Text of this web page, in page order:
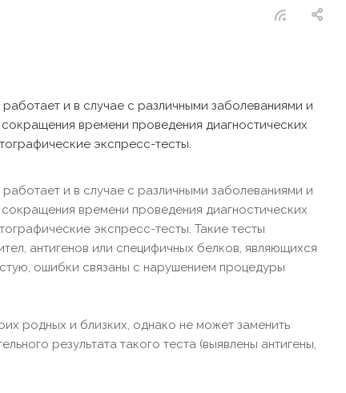
и в случае с различными заболеваниями и
времени проведения диагностических
экспресс-тесты.
и в случае с различными заболеваниями и
времени проведения диагностических
экспресс-тесты. Такие тесты
антигенов или специфичных белков, являющихся
ошибки связаны с нарушением процедуры
родных и близких, однако не может заменить
результата такого теста (выявлены антигены,